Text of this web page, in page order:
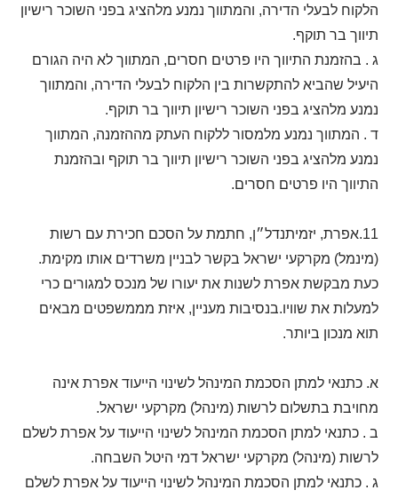
הלקוח לבעלי הדירה, והמתווך נמנע מלהציג בפני השוכר רישיון
תיווך בר תוקף.
ג . בהזמנת התיווך היו פרטים חסרים, המתווך לא היה הגורם
היעיל שהביא להתקשרות בין הלקוח לבעלי הדירה, והמתווך
נמנע מלהציג בפני השוכר רישיון תיווך בר תוקף.
ד . המתווך נמנע מלמסור ללקוח העתק מההזמנה, המתווך
נמנע מלהציג בפני השוכר רישיון תיווך בר תוקף ובהזמנת
התיווך היו פרטים חסרים.
11.אפרת, יזמיתנדל״ן, חתמת על הסכם חכירת עם רשות
(מינמל) מקרקעי ישראל בקשר לבניין משרדים אותו מקימת.
כעת מבקשת אפרת לשנות את יעורו של מנכס למגורים כרי
למעלות את שוויו.בנסיבות מעניין, איזת מממשפטים מבאים
תוא מנכון ביותר.
א. כתנאי למתן הסכמת המינהל לשינוי הייעוד אפרת אינה
מחויבת בתשלום לרשות (מינהל) מקרקעי ישראל.
ב . כתנאי למתן הסכמת המינהל לשינוי הייעוד על אפרת לשלם
לרשות (מינהל) מקרקעי ישראל דמי היטל השבחה.
ג . כתנאי למתן הסכמת המינהל לשינוי הייעוד על אפרת לשלם